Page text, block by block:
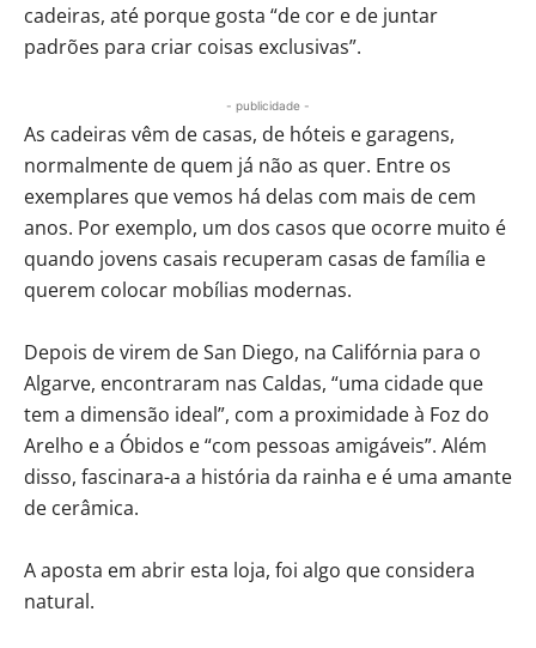
cadeiras, até porque gosta “de cor e de juntar
padrões para criar coisas exclusivas”.
- publicidade -
As cadeiras vêm de casas, de hóteis e garagens,
normalmente de quem já não as quer. Entre os
exemplares que vemos há delas com mais de cem
anos. Por exemplo, um dos casos que ocorre muito é
quando jovens casais recuperam casas de família e
querem colocar mobílias modernas.
Depois de virem de San Diego, na Califórnia para o
Algarve, encontraram nas Caldas, “uma cidade que
tem a dimensão ideal”, com a proximidade à Foz do
Arelho e a Óbidos e “com pessoas amigáveis”. Além
disso, fascinara-a a história da rainha e é uma amante
de cerâmica.
A aposta em abrir esta loja, foi algo que considera
natural.